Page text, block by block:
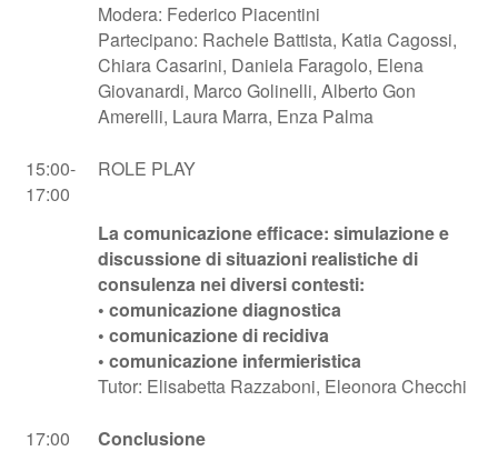
Modera: Federico Piacentini
Partecipano: Rachele Battista, Katia Cagossi,
Chiara Casarini, Daniela Faragolo, Elena
Giovanardi, Marco Golinelli, Alberto Gon
Amerelli, Laura Marra, Enza Palma
15:00-
17:00
ROLE PLAY
La comunicazione efficace: simulazione e
discussione di situazioni realistiche di
consulenza nei diversi contesti:
• comunicazione diagnostica
• comunicazione di recidiva
• comunicazione infermieristica
Tutor: Elisabetta Razzaboni, Eleonora Checchi
17:00 Conclusione